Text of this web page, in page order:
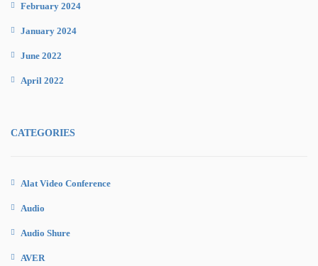
February 2024
January 2024
June 2022
April 2022
CATEGORIES
Alat Video Conference
Audio
Audio Shure
AVER